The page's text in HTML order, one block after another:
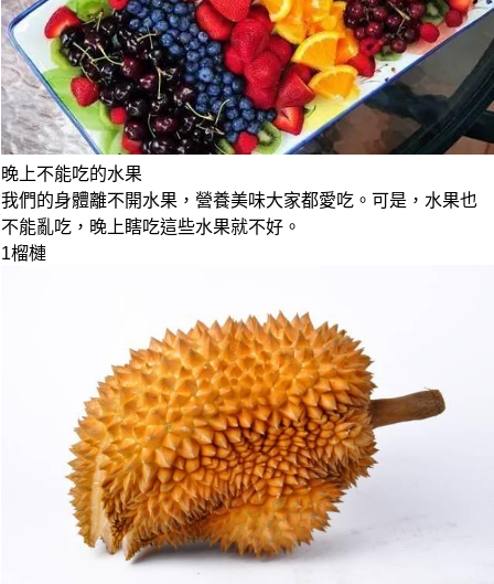
晚上不能吃的水果
我們的身體離不開水果，營養美味大家都愛吃。可是，水果也
不能亂吃，晚上瞎吃這些水果就不好。
1榴槤